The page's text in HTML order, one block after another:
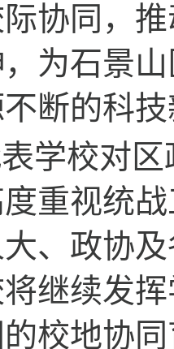
协同，
为石景
断的科
学校对
重视统
、政协
继续发
校地协